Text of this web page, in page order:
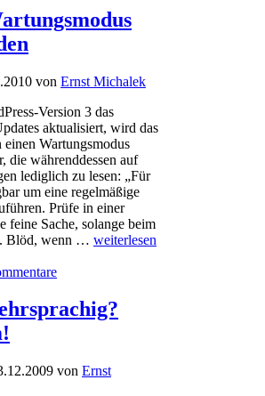
von Ernst Michalek
Version 3 das
aktualisiert, wird das
Wartungsmodus
die währenddessen auf
lediglich zu lesen: „Für
um eine regelmäßige
Prüfe in einer
feine Sache, solange beim
Blöd, wenn … weiterlesen
von Ernst